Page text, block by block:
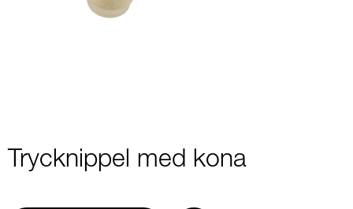
Trycknippel med kona